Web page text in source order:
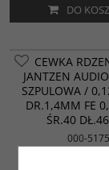
DO
CEWKA
JANTZEN
SZPULOWA /
DR.1,4MM FE
ŚR.40
000-5175